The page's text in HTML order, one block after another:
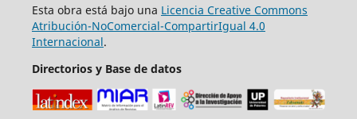
Esta obra está bajo una Licencia Creative Commons
Atribución-NoComercial-CompartirIgual 4.0
Internacional.
Directorios y Base de datos